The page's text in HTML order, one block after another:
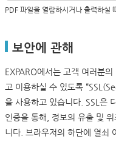
PDF 파일을 열람하시거나 출력하
보안에 관해
EXPARO에서는 고객 여러분
고 이용하실 수 있도록
을 사용하고 있습니다. SSL은
인증을 통해, 정보의 유출 및
니다. 브라우저의 하단에 열쇠